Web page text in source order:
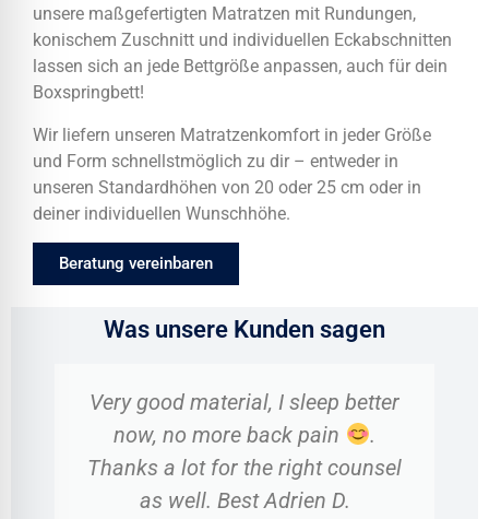
unsere maßgefertigten Matratzen mit Rundungen,
konischem Zuschnitt und individuellen Eckabschnitten
lassen sich an jede Bettgröße anpassen, auch für dein
Boxspringbett!
Wir liefern unseren Matratzenkomfort in jeder Größe
und Form schnellstmöglich zu dir – entweder in
unseren Standardhöhen von 20 oder 25 cm oder in
deiner individuellen Wunschhöhe.
Beratung vereinbaren
Was unsere Kunden sagen
Very good material, I sleep better
now, no more back pain
.
Thanks a lot for the right counsel
as well. Best Adrien D.